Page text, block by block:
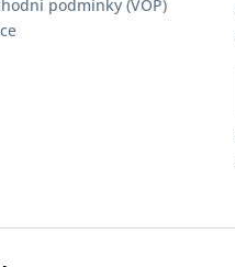
podmínky (VOP)